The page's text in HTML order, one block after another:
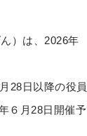
）は、2026年
28日以降の役員
６月28日開催予